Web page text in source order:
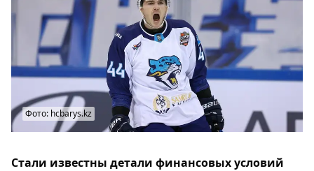
Фото: hcbarys.kz
Стали известны детали финансовых условий